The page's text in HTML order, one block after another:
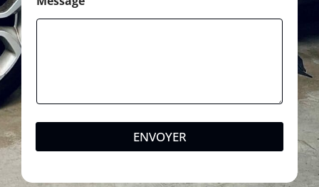
ENVOYER